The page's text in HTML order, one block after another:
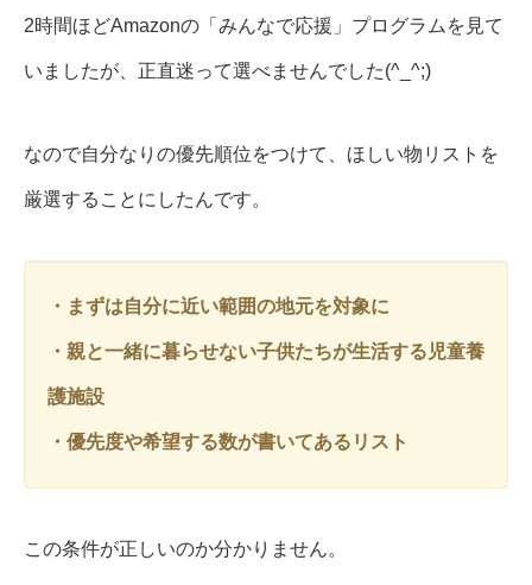
2時間ほどAmazonの「みんなで応援」プログラムを見て
いましたが、正直迷って選べませんでした(^_^;)
なので自分なりの優先順位をつけて、ほしい物リストを
厳選することにしたんです。
・まずは自分に近い範囲の地元を対象に
・親と一緒に暮らせない子供たちが生活する児童養
護施設
・優先度や希望する数が書いてあるリスト
この条件が正しいのか分かりません。